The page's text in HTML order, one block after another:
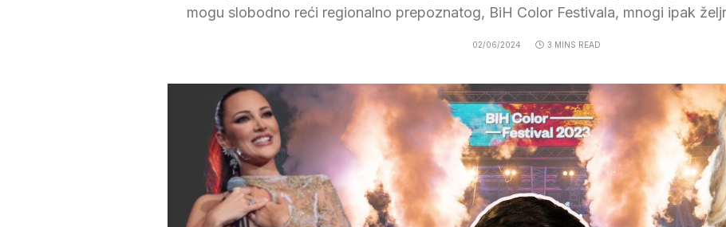
mogu slobodno reći regionalno prepoznatog, BiH Color Festivala, mnogi ipak
02/06/2024 3 MINS READ